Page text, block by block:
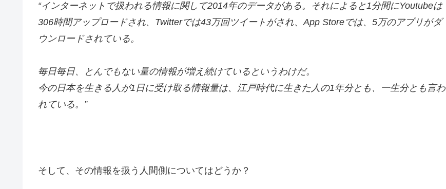
“インターネットで扱われる情報に関して2014年のデータがある。 それによると1分間にYoutubeは
306時間アップロードされ、 Twitterでは43万回ツイートがされ、App Storeでは、5万のアプリがダ
ウンロードされている。
毎日毎日、とんでもない量の情報が増え続けているというわけだ。
今の日本を生きる人が1日に受け取る情報量は、江戸時代に生きた人の1年分とも、一生分とも言わ
れている。”
そして、その情報を扱う人間側についてはどうか？